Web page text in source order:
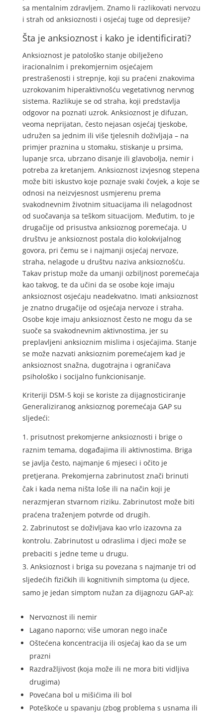
sa mentalnim zdravljem. Znamo li razlikovati nervozu
i strah od anksioznosti i osjećaj tuge od depresije?
Šta je anksioznost i kako je identificirati?
Anksioznost je patološko stanje obilježeno
iracionalnim i prekomjernim osjećajem
prestrašenosti i strepnje, koji su praćeni znakovima
uzrokovanim hiperaktivnošću vegetativnog nervnog
sistema. Razlikuje se od straha, koji predstavlja
odgovor na poznati uzrok. Anksioznost je difuzan,
veoma neprijatan, često nejasan osjećaj tjeskobe,
udružen sa jednim ili više tjelesnih doživljaja – na
primjer praznina u stomaku, stiskanje u prsima,
lupanje srca, ubrzano disanje ili glavobolja, nemir i
potreba za kretanjem. Anksioznost izvjesnog stepena
može biti iskustvo koje poznaje svaki čovjek, a koje se
odnosi na neizvjesnost usmjerenu prema
svakodnevnim životnim situacijama ili nelagodnost
od suočavanja sa teškom situacijom. Međutim, to je
drugačije od prisustva anksioznog poremećaja. U
društvu je anksioznost postala dio kolokvijalnog
govora, pri čemu se i najmanji osjećaj nervoze,
straha, nelagode u društvu naziva anksioznošću.
Takav pristup može da umanji ozbiljnost poremećaja
kao takvog, te da učini da se osobe koje imaju
anksioznost osjećaju neadekvatno. Imati anksioznost
je znatno drugačije od osjećaja nervoze i straha.
Osobe koje imaju anksioznost često ne mogu da se
suoče sa svakodnevnim aktivnostima, jer su
preplavljeni anksioznim mislima i osjećajima. Stanje
se može nazvati anksioznim poremećajem kad je
anksioznost snažna, dugotrajna i ograničava
psihološko i socijalno funkcionisanje.
Kriteriji DSM-5 koji se koriste za dijagnosticiranje
Generaliziranog anksioznog poremećaja GAP su
sljedeći:
prisutnost prekomjerne anksioznosti i brige o
raznim temama, događajima ili aktivnostima. Briga
se javlja često, najmanje 6 mjeseci i očito je
pretjerana. Prekomjerna zabrinutost znači brinuti
čak i kada nema ništa loše ili na način koji je
nerazmjeran stvarnom riziku. Zabrinutost može biti
praćena traženjem potvrde od drugih.
Zabrinutost se doživljava kao vrlo izazovna za
kontrolu. Zabrinutost u odraslima i djeci može se
prebaciti s jedne teme u drugu.
Anksioznost i briga su povezana s najmanje tri od
sljedećih fizičkih ili kognitivnih simptoma (u djece,
samo je jedan simptom nužan za dijagnozu GAP-a):
Nervoznost ili nemir
Lagano naporno; više umoran nego inače
Oštećena koncentracija ili osjećaj kao da se um
prazni
Razdražljivost (koja može ili ne mora biti vidljiva
drugima)
Povećana bol u mišićima ili bol
Poteškoće u spavanju (zbog problema s usnama ili